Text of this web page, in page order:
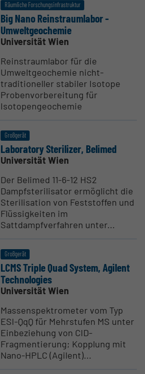
Räumliche Forschungsinfrastruktur
Big Nano Reinstra­um­labor -
Umwelt­geo­chemie
Universität Wien
Reinstraumlabor für die
Umweltgeochemie nicht-
traditioneller stabiler Isotope
Probenvorbereitung für
Isotopengeochemie
Großgerät
Laboratory Steri­lizer, Belimed
Universität Wien
Der Belimed 11-6-12 HS2
Dampfsterilisator ermöglicht die
Sterilisation von Feststoffen und
Flüssigkeiten im
Sattdampfverfahren unter...
Großgerät
LCMS Triple Quad System, Agilent
Techno­logies
Universität Wien
Massenspektrometer vom Typ
ESI-QqQ für Mehrstufen MS unter
Einbeziehung von CID-
Fragmentierung; Kopplung mit
Nano-HPLC (Agilent)...